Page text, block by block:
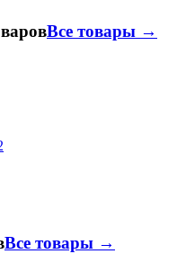
Все товары →
Все товары →